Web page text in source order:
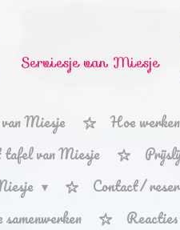
Serviesje van Miesje
Miesje Hoe
van Miesje
Contact/